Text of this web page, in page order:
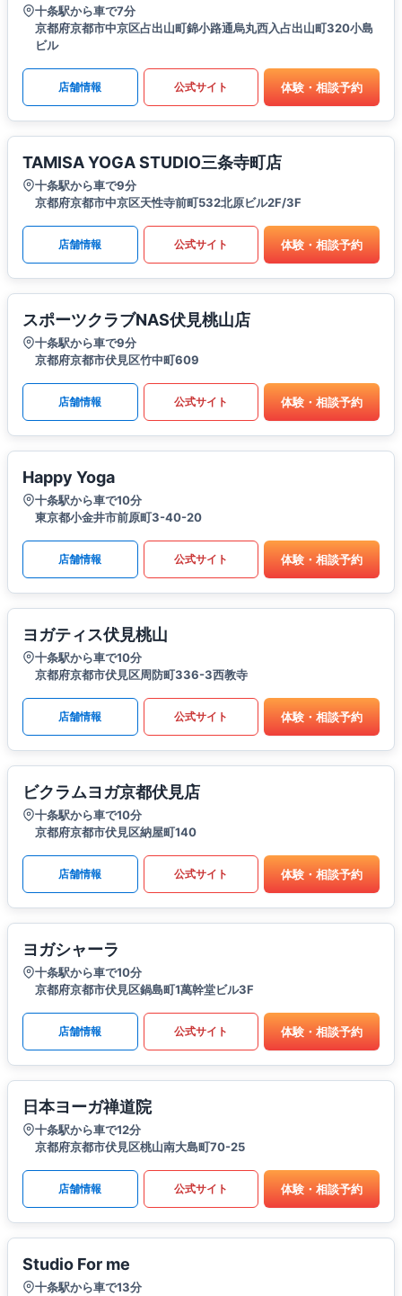
十条駅から車で7分
京都府京都市中京区占出山町錦小路通烏丸西入占出山町320小島
ビル
店舗情報 公式サイト 体験・相談予約
TAMISA YOGA STUDIO三条寺町店
十条駅から車で9分
京都府京都市中京区天性寺前町532北原ビル2F/3F
店舗情報 公式サイト 体験・相談予約
スポーツクラブNAS伏見桃山店
十条駅から車で9分
京都府京都市伏見区竹中町609
店舗情報 公式サイト 体験・相談予約
Happy Yoga
十条駅から車で10分
東京都小金井市前原町3-40-20
店舗情報 公式サイト 体験・相談予約
ヨガティス伏見桃山
十条駅から車で10分
京都府京都市伏見区周防町336-3西教寺
店舗情報 公式サイト 体験・相談予約
ビクラムヨガ京都伏見店
十条駅から車で10分
京都府京都市伏見区納屋町140
店舗情報 公式サイト 体験・相談予約
ヨガシャーラ
十条駅から車で10分
京都府京都市伏見区鍋島町1萬幹堂ビル3F
店舗情報 公式サイト 体験・相談予約
日本ヨーガ禅道院
十条駅から車で12分
京都府京都市伏見区桃山南大島町70-25
店舗情報 公式サイト 体験・相談予約
Studio For me
十条駅から車で13分